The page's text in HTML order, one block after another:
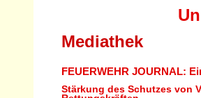
Mediathek
FEUERWEHR JOURNAL:
Stärkung des Schutzes von